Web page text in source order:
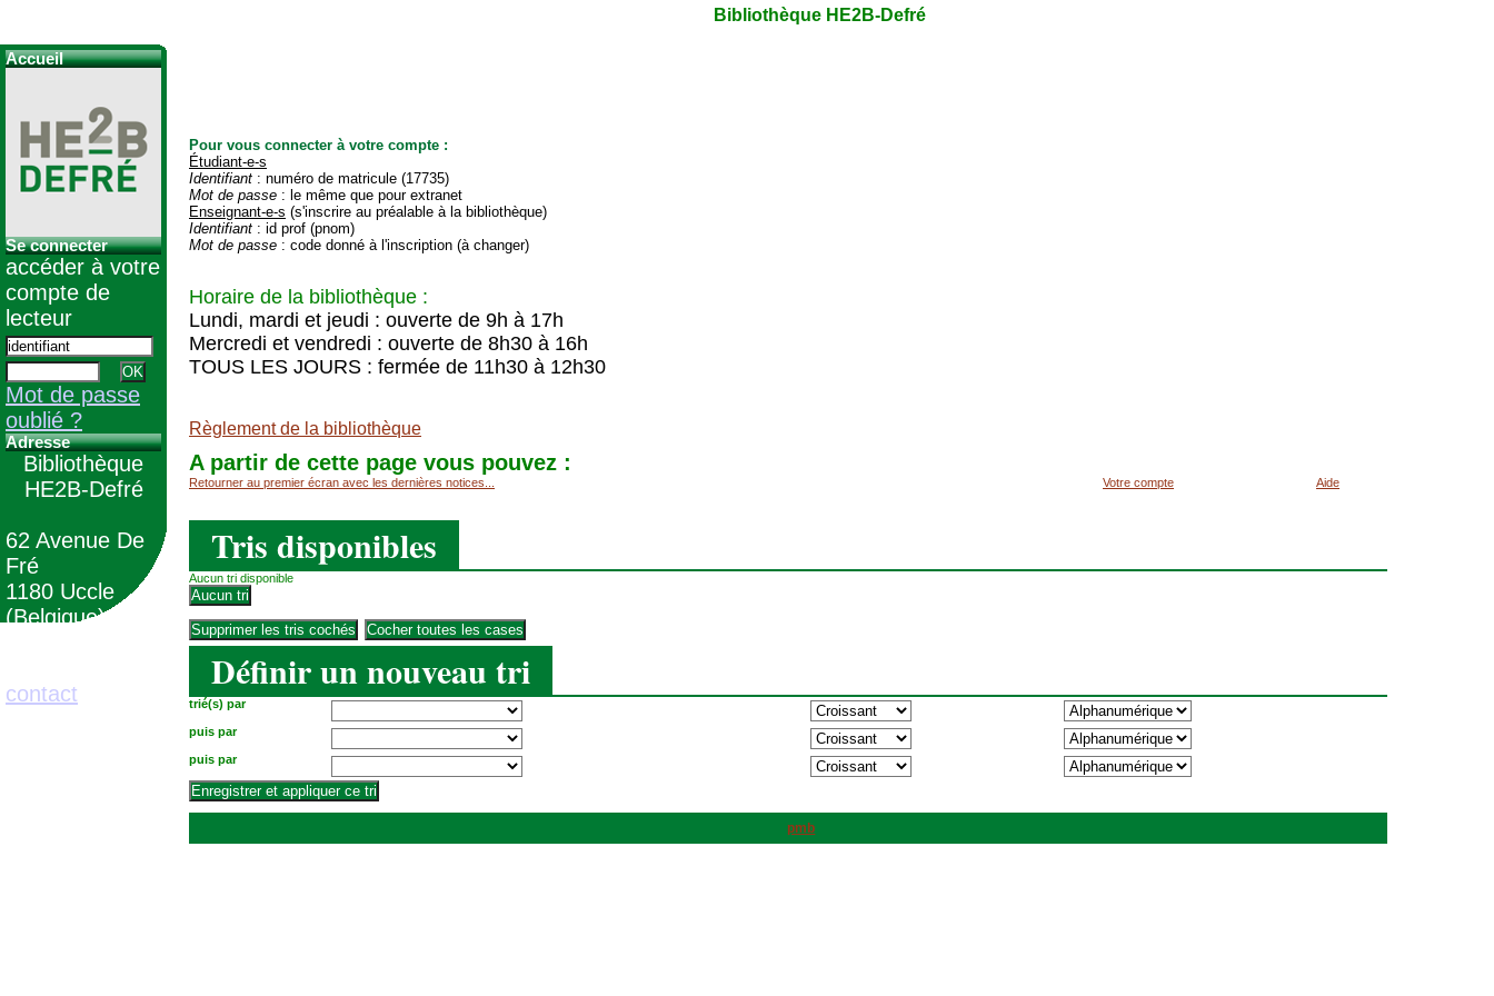
Pour vous connecter à votre compte :
Étudiant-e-s
Identifiant : numéro de matricule (17735)
Mot de passe : le même que pour extranet
Enseignant-e-s (s'inscrire au préalable à la bibliothèque)
Identifiant : id prof (pnom)
Mot de passe : code donné à l'inscription (à changer)
Horaire de la bibliothèque :
Lundi, mardi et jeudi : ouverte de 9h à 17h
Mercredi et vendredi : ouverte de 8h30 à 16h
TOUS LES JOURS : fermée de 11h30 à 12h30
Règlement de la bibliothèque
A partir de cette page vous pouvez :
Retourner au premier écran avec les dernières notices... Votre compte Aide
Tris disponibles
Aucun tri disponible
Définir un nouveau tri
trié(s) par
puis par
puis par
pmb
Bibliothèque HE2B-Defré
Accueil
Se connecter
accéder à votre
compte de
lecteur
Mot de passe
oublié ?
Adresse
Bibliothèque
HE2B-Defré
62 Avenue De
Fré
1180 Uccle
(Belgique)
contact